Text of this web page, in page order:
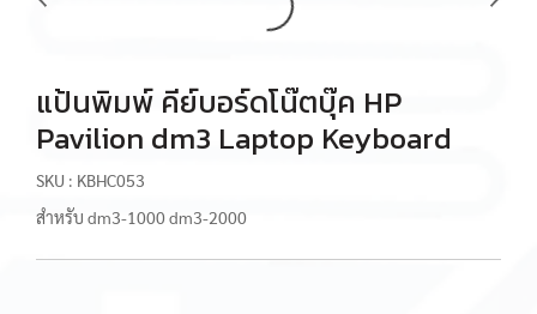
แป้นพิมพ์ คีย์บอร์ดโน๊ตบุ๊ค HP
Pavilion dm3 Laptop Keyboard
SKU : KBHC053
สำหรับ dm3-1000 dm3-2000